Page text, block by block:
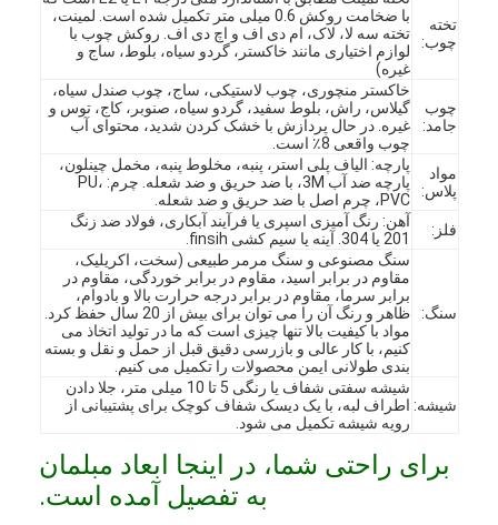
خونه
تخته
چوب:
با ضخامت روکش 0.6 میلی متر تکمیل شده است. لمینت،
تخته سه لا، لاک، ام دی اف و اچ دی اف. روکش چوب با
لوازم اختیاری مانند خاکستر، گردو سیاه، بلوط، ساج و
غیره)
چوب
جامد:
خاکستر منچوری، چوب لاستیکی، ساج، چوب صندل سیاه،
گیلاس، راش، بلوط سفید، گردو سیاه، صنوبر، کاج، توس و
غیره. در حال پردازش با خشک کردن شدید، محتوای آب
چوب واقعی 8٪ است.
مواد
پلاس:
پارچه: الیاف پلی استر، پنبه، مخلوط پنبه، مخمل چینلون،
پارچه ضد آب 3M، با ضد حریق و ضد شعله. چرم: PU،
PVC، چرم اصل با ضد حریق و ضد شعله.
فلز:
آهن: رنگ آمیزی اسپری یا فرآیند آبکاری، فولاد ضد زنگ
201 یا 304. آینه یا سیم کشی finsih.
سنگ:
سنگ مصنوعی و سنگ مرمر طبیعی (سخت، اکریلیک،
مقاوم در برابر اسید، مقاوم در برابر خوردگی، مقاوم در
برابر سرما، مقاوم در برابر درجه حرارت بالا و بادوام،
ظاهر و رنگ آن را می توان برای بیش از 20 سال حفظ کرد.
مواد با کیفیت بالا تنها چیزی است که ما در تولید اتخاذ می
کنیم، با کار عالی و بازرسی دقیق قبل از حمل و نقل و بسته
بندی طولانی ایمن محصولات را تکمیل می کنیم.
شیشه:
شیشه سفتی شفاف یا رنگی 5 تا 10 میلی متر، جلا دادن
اطراف لبه، با یک دیسک شفاف کوچک برای پشتیبانی از
رویه شیشه تکمیل می شود.
برای راحتی شما، در اینجا ابعاد مبلمان
به تفصیل آمده است.